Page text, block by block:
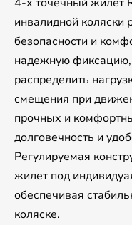
инвалидной коляски
безопасности и
надежную
распределить
смещения при
прочных и
долговечность и
Регулируемая
жилет под
обеспечивая
коляске.